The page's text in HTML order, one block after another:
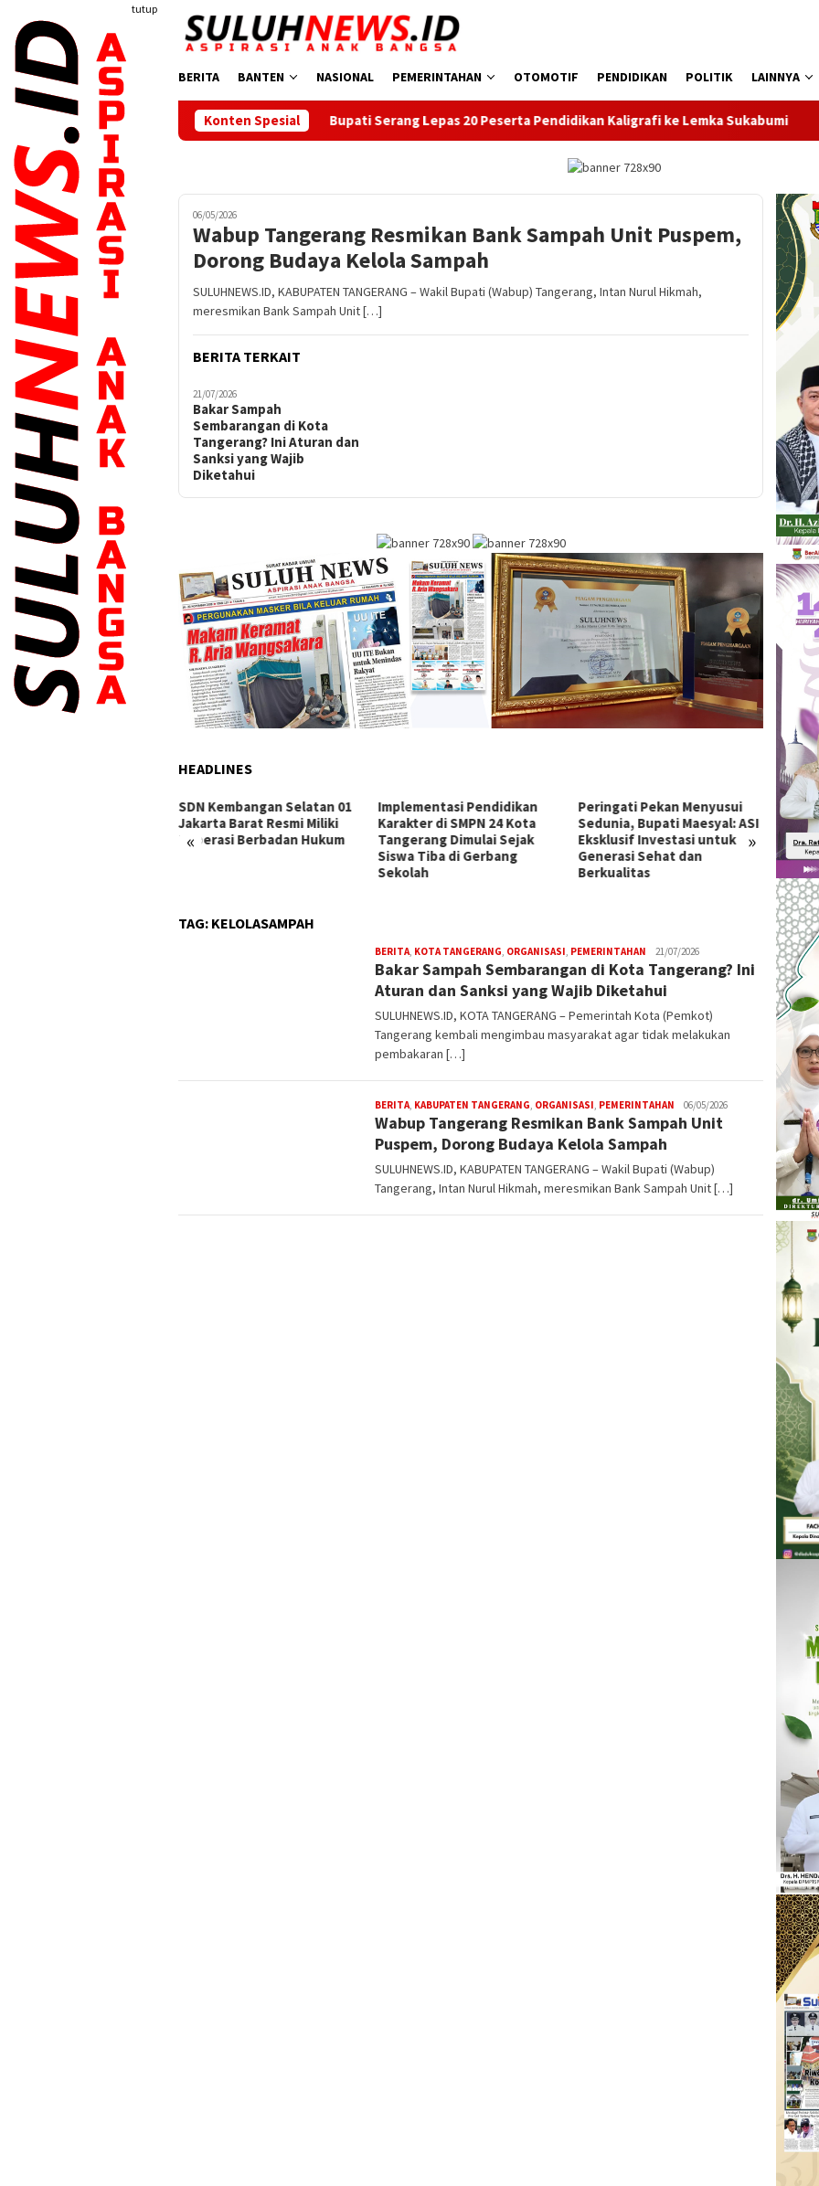
konten
tutup
BERITA BANTEN NASIONAL PEMERINTAHAN OTOMOTIF PENDIDIKAN POLITIK LAINNYA
Konten Spesial
Bupati Serang Lepas 20 Peserta Pendidikan Kaligrafi ke Lemka Sukabumi SDN Kembangan
06/05/2026
Wabup Tangerang Resmikan Bank Sampah Unit Puspem,
Dorong Budaya Kelola Sampah
SULUHNEWS.ID, KABUPATEN TANGERANG – Wakil Bupati (Wabup) Tangerang, Intan Nurul Hikmah,
meresmikan Bank Sampah Unit […]
BERITA TERKAIT
21/07/2026
Bakar Sampah
Sembarangan di Kota
Tangerang? Ini Aturan dan
Sanksi yang Wajib
Diketahui
HEADLINES
« »
SDN Kembangan Selatan 01
Jakarta Barat Resmi Miliki
Koperasi Berbadan Hukum
Implementasi Pendidikan
Karakter di SMPN 24 Kota
Tangerang Dimulai Sejak
Siswa Tiba di Gerbang
Sekolah
Peringati Pekan Menyusui
Sedunia, Bupati Maesyal: ASI
Eksklusif Investasi untuk
Generasi Sehat dan
Berkualitas
One
TAG: KELOLASAMPAH
BERITA, KOTA TANGERANG, ORGANISASI, PEMERINTAHAN W4nt0
21/07/2026
Bakar Sampah Sembarangan di Kota Tangerang? Ini
Aturan dan Sanksi yang Wajib Diketahui
SULUHNEWS.ID, KOTA TANGERANG – Pemerintah Kota (Pemkot)
Tangerang kembali mengimbau masyarakat agar tidak melakukan
pembakaran […]
BERITA, KABUPATEN TANGERANG, ORGANISASI, PEMERINTAHAN W4nt0
06/05/2026
Wabup Tangerang Resmikan Bank Sampah Unit
Puspem, Dorong Budaya Kelola Sampah
SULUHNEWS.ID, KABUPATEN TANGERANG – Wakil Bupati (Wabup)
Tangerang, Intan Nurul Hikmah, meresmikan Bank Sampah Unit […]